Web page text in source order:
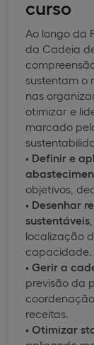
curso
Ao longo da
da Cadeia
sustentam o
nas
otimizar e
marcado
• Definir e
objetivos,
• Desenhar
sustentáveis
localização
capacidade.
• Gerir a
previsão da
receitas.
• Otimizar